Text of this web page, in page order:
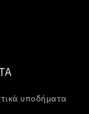
υποδήματα